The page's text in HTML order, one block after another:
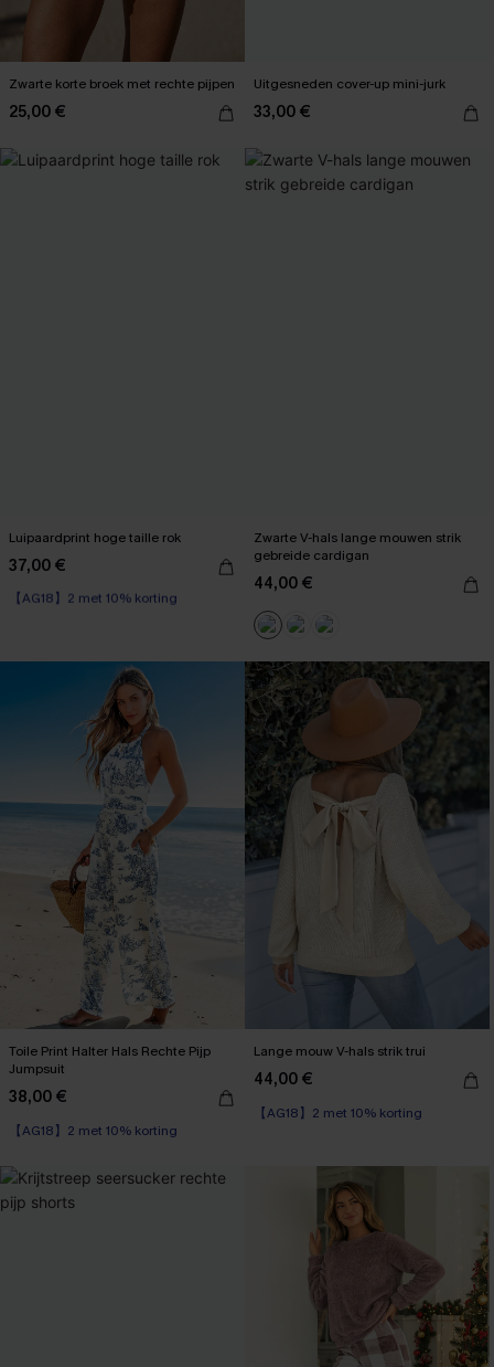
Zwarte korte broek met rechte pijpen
25,00 €
Uitgesneden cover-up mini-jurk
33,00 €
Luipaardprint hoge taille rok
37,00 €
【AG18】2 met 10% korting
High Waist
Zwarte V-hals lange mouwen strik
gebreide cardigan
44,00 €
Toile Print Halter Hals Rechte Pijp
Jumpsuit
38,00 €
【AG18】2 met 10% korting
Lange mouw V-hals strik trui
44,00 €
【AG18】2 met 10% korting